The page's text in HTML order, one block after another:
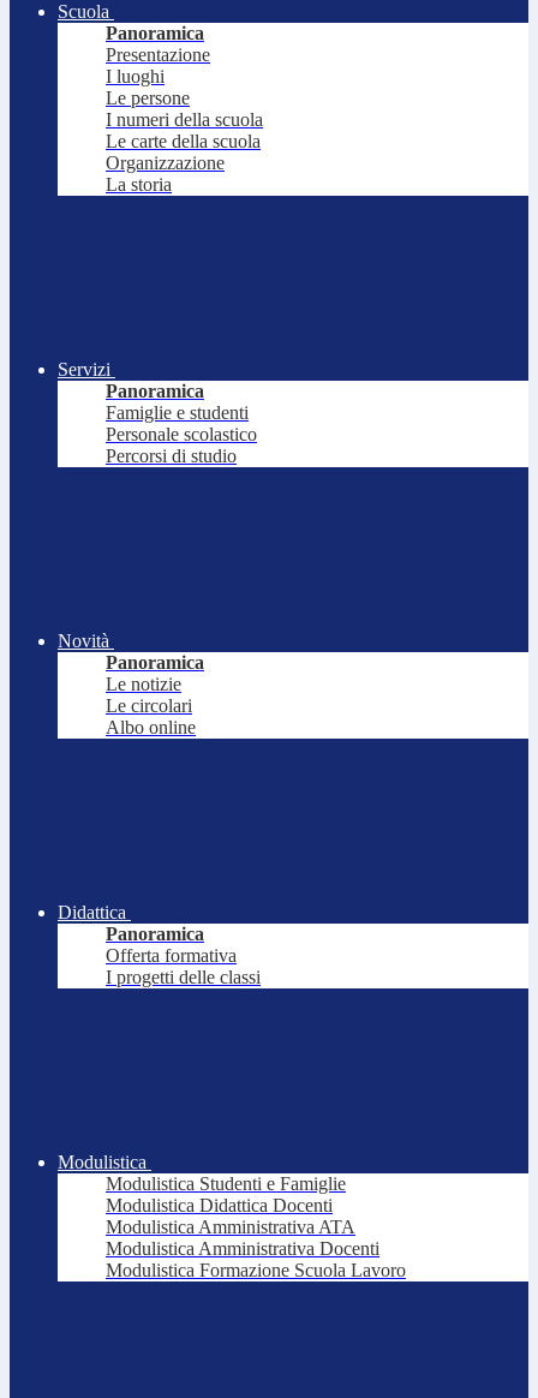
Scuola
Panoramica
Presentazione
I luoghi
Le persone
I numeri della scuola
Le carte della scuola
Organizzazione
La storia
Servizi
Panoramica
Famiglie e studenti
Personale scolastico
Percorsi di studio
Novità
Panoramica
Le notizie
Le circolari
Albo online
Didattica
Panoramica
Offerta formativa
I progetti delle classi
Modulistica
Modulistica Studenti e Famiglie
Modulistica Didattica Docenti
Modulistica Amministrativa ATA
Modulistica Amministrativa Docenti
Modulistica Formazione Scuola Lavoro